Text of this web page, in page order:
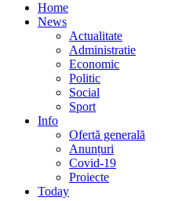
Home
News
Actualitate
Administratie
Economic
Politic
Social
Sport
Info
Ofertă generală
Anunțuri
Covid-19
Proiecte
Today